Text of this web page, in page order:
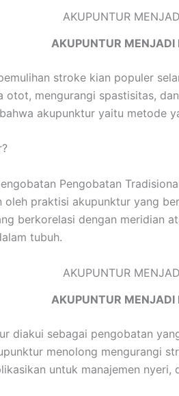
AKUPUNTUR
stroke kian populer
otot, mengurangi spastisitas,
akupunktur yaitu metode
Pengobatan
oleh praktisi akupunktur yang
berkorelasi dengan meridian
tubuh.
AKUPUNTUR
diakui sebagai pengobatan
menolong mengurangi
untuk manajemen